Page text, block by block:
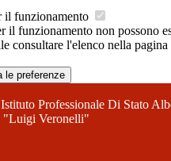
il funzionamento
il funzionamento non possono
consultare l'elenco nella
le preferenze
Istituto Professionale Di Stato
"Luigi Veronelli"